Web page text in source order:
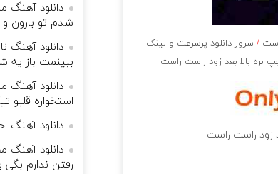
/ سرور دانلود پرسرعت و لینک
بالا بعد زود راست راست
زود راست راست
دانلود آهنگ
شدم تو بارون
دانلود آهنگ
ببینمت باز
استخواره قلبو
دانلود آهنگ
دانلود آهنگ
رفتن ندارم بگی